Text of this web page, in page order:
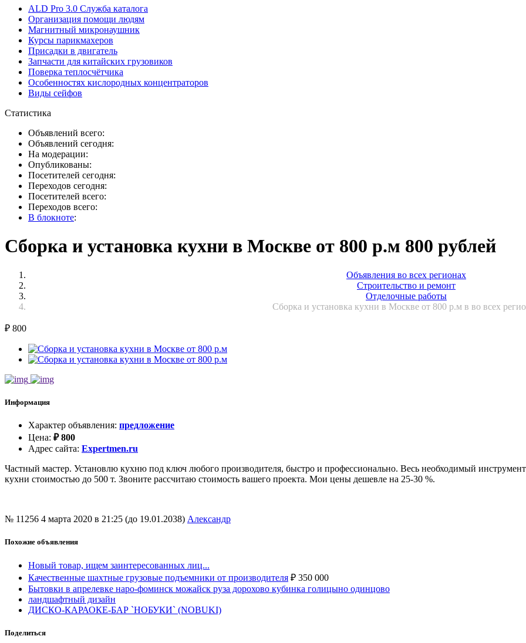
ALD Pro 3.0 Служба каталога
Организация помощи людям
Магнитный микронаушник
Курсы парикмахеров
Присадки в двигатель
Запчасти для китайских грузовиков
Поверка теплосчётчика
Особенностях кислородных концентраторов
Виды сейфов
Статистика
Объявлений всего:
Объявлений сегодня:
На модерации:
Опубликованы:
Посетителей сегодня:
Переходов сегодня:
Посетителей всего:
Переходов всего:
В блокноте:
Сборка и установка кухни в Москве от 800 р.м 800 рублей
Объявления во всех регионах
Строительство и ремонт
Отделочные работы
Сборка и установка кухни в Москве от 800 р.м в во всех
₽ 800
Информация
Характер объявления: предложение
Цена: ₽800
Адрес сайта: Expertmen.ru
Частный мастер. Установлю кухню под ключ любого производителя, быстро и профессионально. Весь необходимый
кухни стоимостью до 500 т. Звоните рассчитаю стоимость вашего проекта. Мои цены дешевле на 25-30 %.
№ 11256 4 марта 2020 в 21:25 (до 19.01.2038) Александр
Похожие объявления
Новый товар, ищем заинтересованных лиц...
Качественные шахтные грузовые подъемники от производителя ₽ 350 000
Бытовки в апрелевке наро-фоминск можайск руза дорохово кубинка голицыно одинцово
ландшафтный дизайн
ДИСКО-КАРАОКЕ-БАР `НОБУКИ` (NOBUKI)
Поделиться